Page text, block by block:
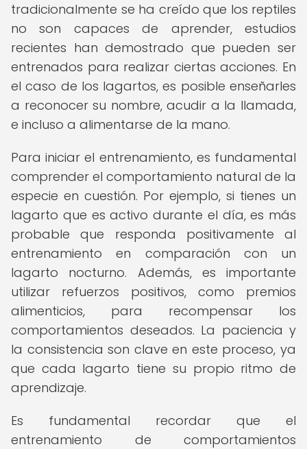
tradicionalmente se ha creído que los reptiles
no son capaces de aprender, estudios
recientes han demostrado que pueden ser
entrenados para realizar ciertas acciones. En
el caso de los lagartos, es posible enseñarles
a reconocer su nombre, acudir a la llamada,
e incluso a alimentarse de la mano.
Para iniciar el entrenamiento, es fundamental
comprender el comportamiento natural de la
especie en cuestión. Por ejemplo, si tienes un
lagarto que es activo durante el día, es más
probable que responda positivamente al
entrenamiento en comparación con un
lagarto nocturno. Además, es importante
utilizar refuerzos positivos, como premios
alimenticios, para recompensar los
comportamientos deseados. La paciencia y
la consistencia son clave en este proceso, ya
que cada lagarto tiene su propio ritmo de
aprendizaje.
Es fundamental recordar que el
entrenamiento de comportamientos